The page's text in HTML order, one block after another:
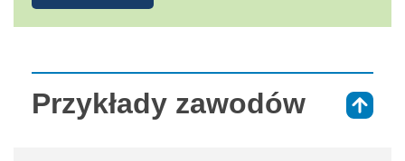
Przykłady zawodów